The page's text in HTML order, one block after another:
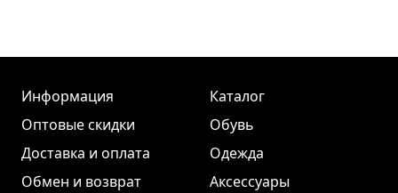
Информация
Оптовые скидки
Доставка и оплата
Обмен и возврат
Каталог
Обувь
Одежда
Аксессуары